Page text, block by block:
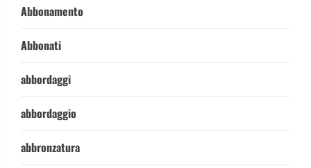
Abbonamento
Abbonati
abbordaggi
abbordaggio
abbronzatura